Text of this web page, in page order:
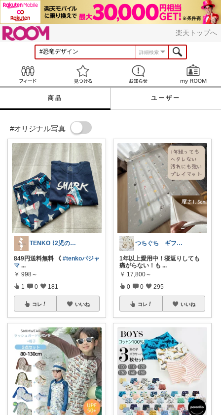
楽天トップへ
詳細検索
見つける お知らせ
商品 ユーザー
#オリジナル写真
TENKO ⌇2児のママ＊暮らしを便利に
849円送料無料 《 #tenkoパジャ
マ ...
￥ 998～
1 0 181
コレ いいね
つちぐち ギフト*暮らし
1年以上愛用中！寝返りしても
痛がらない！も ...
￥ 17,800～
0 0 295
コレ いいね